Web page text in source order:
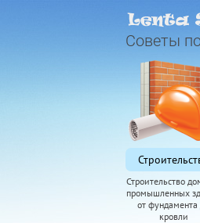
Советы
Строительство
промышленных
от фундамента
кровли